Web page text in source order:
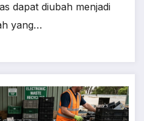
dapat diubah menjadi
yang…